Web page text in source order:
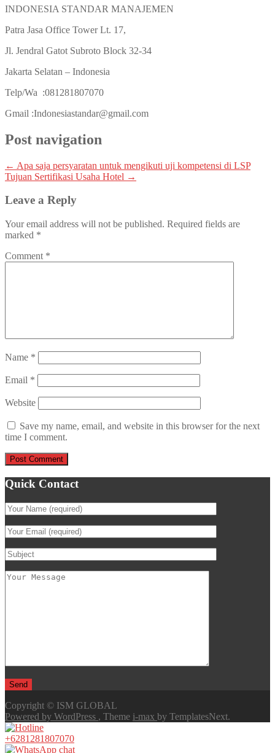
INDONESIA STANDAR MANAJEMEN
Patra Jasa Office Tower Lt. 17,
Jl. Jendral Gatot Subroto Block 32-34
Jakarta Selatan – Indonesia
Telp/Wa :081281807070
Gmail :Indonesiastandar@gmail.com
Post navigation
← Apa saja persyaratan untuk mengikuti uji kompetensi di LSP
Tujuan Sertifikasi Usaha Hotel →
Leave a Reply
Your email address will not be published. Required fields are
marked *
Comment *
Name *
Email *
Website
Save my name, email, and website in this browser for the next
time I comment.
Quick Contact
Copyright © ISM GLOBAL
Powered by WordPress , Theme i-max by TemplatesNext.
+6281281807070